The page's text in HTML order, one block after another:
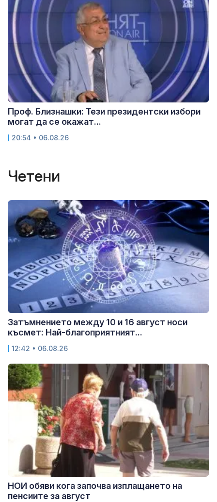
Проф. Близнашки: Тези президентски избори
могат да се окажат...
20:54 • 06.08.26
Четени
Затъмнението между 10 и 16 август носи
късмет: Най-благоприятният...
12:42 • 06.08.26
НОИ обяви кога започва изплащането на
пенсиите за август